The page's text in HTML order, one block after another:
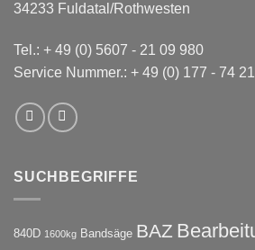
34233 Fuldatal/Rothwesten
Tel.: + 49 (0) 5607 - 21 09 980
Service Nummer.: + 49 (0) 177 - 74
SUCHBEGRIFFE
840D 1600kg Bandsäge BAZ